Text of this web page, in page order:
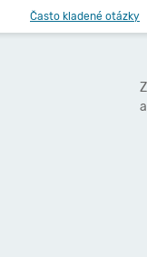
Často kladené otázky